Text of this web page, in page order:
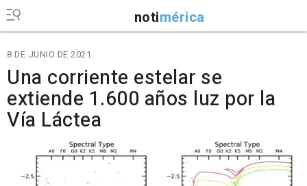
notimérica
8 DE JUNIO DE 2021
Una corriente estelar se
extiende 1.600 años luz por la
Vía Láctea